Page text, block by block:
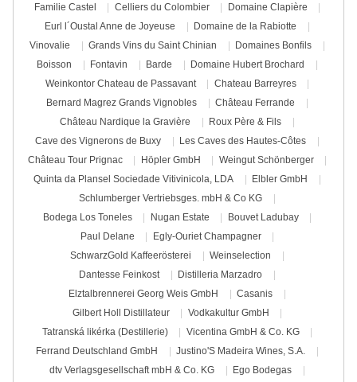
Familie Castel
Celliers du Colombier
Domaine Clapière
Eurl l´Oustal Anne de Joyeuse
Domaine de la Rabiotte
Vinovalie
Grands Vins du Saint Chinian
Domaines Bonfils
Boisson
Fontavin Barde
Domaine Hubert Brochard
Weinkontor Chateau de Passavant
Chateau Barreyres
Bernard Magrez Grands Vignobles
Château Ferrande
Château Nardique la Gravière
Roux Père & Fils
Cave des Vignerons de Buxy
Les Caves des Hautes-Côtes
Château Tour Prignac
Höpler GmbH
Weingut Schönberger
Quinta da Plansel Sociedade Vitivinicola, LDA
Elbler GmbH
Schlumberger Vertriebsges. mbH & Co KG
Bodega Los Toneles
Nugan Estate
Bouvet Ladubay
Paul Delane
Egly-Ouriet Champagner
SchwarzGold Kaffeerösterei
Weinselection
Dantesse Feinkost
Distilleria Marzadro
Elztalbrennerei Georg Weis GmbH
Casanis
Gilbert Holl Distillateur
Vodkakultur GmbH
Tatranská likérka (Destillerie)
Vicentina GmbH & Co. KG
Ferrand Deutschland GmbH
Justino'S Madeira Wines, S.A.
dtv Verlagsgesellschaft mbH & Co. KG
Ego Bodegas